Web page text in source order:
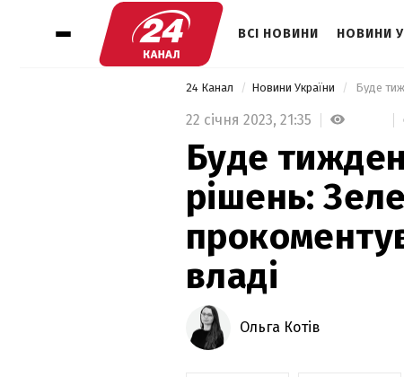
ВСІ НОВИНИ НОВИНИ
24 Канал Новини України
22 січня 2023, 21:35
Буде
рішень:
владі
Ольга Котів